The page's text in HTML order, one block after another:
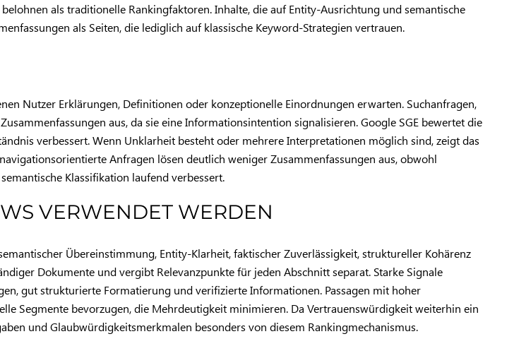
als traditionelle Rankingfaktoren. Inhalte, die auf Entity-Ausrichtung und semantische
als Seiten, die lediglich auf klassische Keyword-Strategien vertrauen.
Nutzer Erklärungen, Definitionen oder konzeptionelle Einordnungen erwarten. Suchanfragen,
aus, da sie eine Informationsintention signalisieren. Google SGE bewertet die
verbessert. Wenn Unklarheit besteht oder mehrere Interpretationen möglich sind, zeigt das
Anfragen lösen deutlich weniger Zusammenfassungen aus, obwohl
Klassifikation laufend verbessert.
VERWENDET WERDEN
Übereinstimmung, Entity-Klarheit, faktischer Zuverlässigkeit, struktureller Kohärenz
Dokumente und vergibt Relevanzpunkte für jeden Abschnitt separat. Starke Signale
gut strukturierte Formatierung und verifizierte Informationen. Passagen mit hoher
Segmente bevorzugen, die Mehrdeutigkeit minimieren. Da Vertrauenswürdigkeit weiterhin ein
und Glaubwürdigkeitsmerkmalen besonders von diesem Rankingmechanismus.